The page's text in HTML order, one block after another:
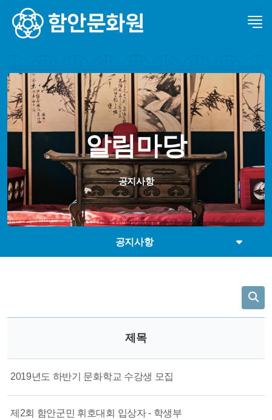
알림마당
공지사항
공지사항
제목
2019년도 하반기 문화학교 수강생 모집
제2회 함안군민 휘호대회 입상자 - 학생부